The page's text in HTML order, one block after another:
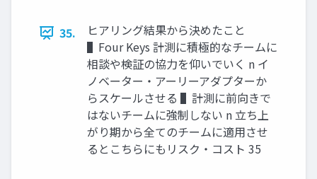
35.
ヒアリング結果から決めたこと
▌Four Keys 計測に積極的なチームに
相談や検証の協⼒を仰いでいく n イ
ノベーター・アーリーアダプターか
らスケールさせる ▌計測に前向きで
はないチームに強制しない n ⽴ち上
がり期から全てのチームに適⽤させ
るとこちらにもリスク・コスト 35